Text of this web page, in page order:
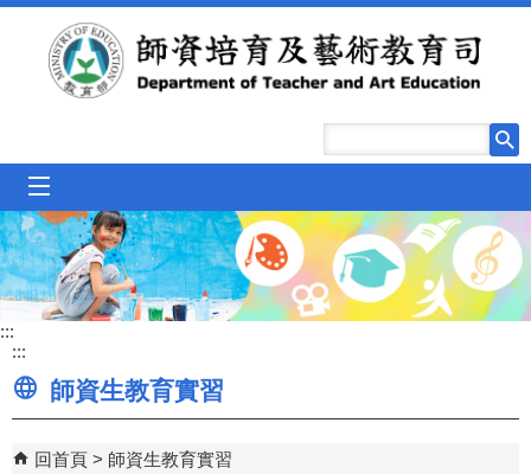
跳到主要內容區塊
:::
:::
師資生教育實習
回首頁 師資生教育實習